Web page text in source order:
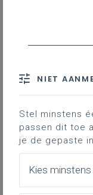
Downloads
Leeswijzer
Op basis van
kregen tijdens
NIET
Stel minstens
passen dit toe
je de gepaste
Kies minstens